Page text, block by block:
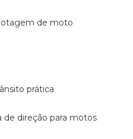
de moto
prática
de direção para motos